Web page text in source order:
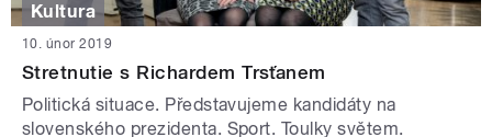
Kultura
10. únor 2019
Stretnutie s Richardem Trsťanem
Politická situace. Představujeme kandidáty na
slovenského prezidenta. Sport. Toulky světem.